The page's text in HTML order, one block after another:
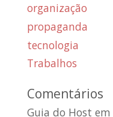
organização
propaganda
tecnologia
Trabalhos
Comentários
Guia do Host em